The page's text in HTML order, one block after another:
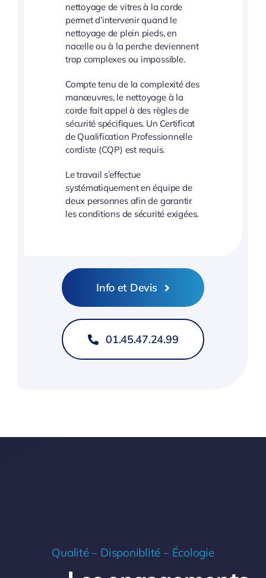
nettoyage de vitres à la corde
permet d’intervenir quand le
nettoyage de plein pieds, en
nacelle ou à la perche deviennent
trop complexes ou impossible.
Compte tenu de la complexité des
manœuvres, le nettoyage à la
corde fait appel à des règles de
sécurité spécifiques. Un Certificat
de Qualification Professionnelle
cordiste (CQP) est requis.
Le travail s’effectue
systématiquement en équipe de
deux personnes afin de garantir
les conditions de sécurité exigées.
Info et Devis
01.45.47.24.99
Qualité – Disponiblité – Écologie